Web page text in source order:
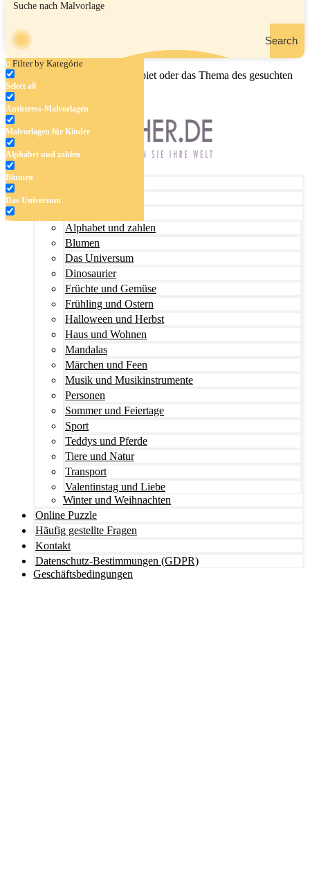
Search
Filter by Kategórie
Select all
Antistress-Malvorlagen
Malvorlagen für Kinder
Alphabet und zahlen
Blumen
Das Universum
Dinosaurier
Früchte und Gemüse
Frühling und Ostern
Halloween und Herbst
Haus und Wohnen
Märchen und Feen
Musik und Musikinstrumente
Sommer und Feiertage
Teddys und Pferde
Tiere und Natur
Transport
Valentinstag und Liebe
Winter und Weihnachten
Geben Sie den Namen, das Gebiet oder das Thema des gesuchten
Malbuchs ein.
Antistress-Malvorlagen
Alphabet und zahlen
Blumen
Das Universum
Dinosaurier
Früchte und Gemüse
Frühling und Ostern
Halloween und Herbst
Haus und Wohnen
Mandalas
Märchen und Feen
Musik und Musikinstrumente
Personen
Sommer und Feiertage
Sport
Teddys und Pferde
Tiere und Natur
Transport
Valentinstag und Liebe
Winter und Weihnachten
Online Puzzle
Häufig gestellte Fragen
Kontakt
Datenschutz-Bestimmungen (GDPR)
Geschäftsbedingungen